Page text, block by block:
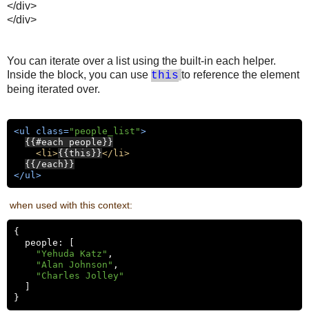
</div>
</div>
You can iterate over a list using the built-in each helper.
Inside the block, you can use this to reference the element
being iterated over.
<ul class=" people_list ">
{{#each people}}
<li >{{this}}</ li >
{{/each}}
</ul >
when used with this context:
{
  people: [
"Yehuda Katz " ,
"Alan Johnson " ,
" Charles Jolley "